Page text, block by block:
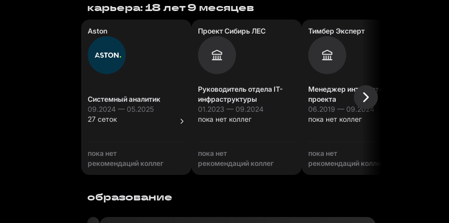
карьера: 18 лет 9 месяцев
Aston
Системный аналитик
09.2024 — 05.2025
27 сеток
пока нет
рекомендаций коллег
Проект Сибирь ЛЕС
Руководитель отдела IT-
инфраструктуры
01.2023 — 09.2024
пока нет коллег
пока нет
рекомендаций коллег
Тимбер Эксперт
Менеджер интернет-
проекта
06.2019 — 09.2024
пока нет коллег
пока нет
рекомендаций коллег
образование